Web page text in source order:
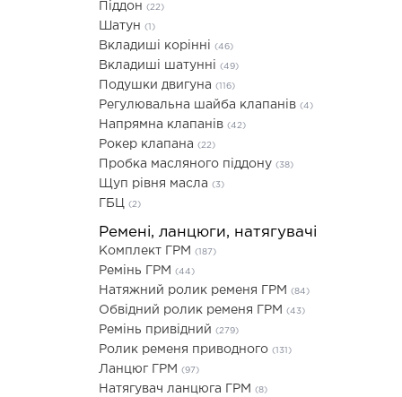
Піддон (22)
Шатун (1)
Вкладиші корінні (46)
Вкладиші шатунні (49)
Подушки двигуна (116)
Регулювальна шайба клапанів (4)
Напрямна клапанів (42)
Рокер клапана (22)
Пробка масляного піддону (38)
Щуп рівня масла (3)
ГБЦ (2)
Ремені, ланцюги, натягувачі
Комплект ГРМ (187)
Ремінь ГРМ (44)
Натяжний ролик ременя ГРМ (84)
Обвідний ролик ременя ГРМ (43)
Ремінь привідний (279)
Ролик ременя приводного (131)
Ланцюг ГРМ (97)
Натягувач ланцюга ГРМ (8)